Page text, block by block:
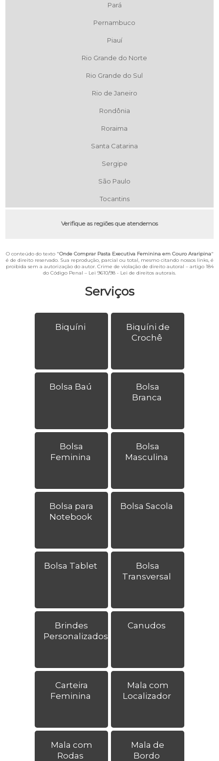
Serviços
Biquíni
Biquíni de
Crochê
Bolsa Baú
Bolsa
Branca
Bolsa
Feminina
Bolsa
Masculina
Bolsa para
Notebook
Bolsa Sacola
Bolsa Tablet
Bolsa
Transversal
Brindes
Personalizados
Canudos
Carteira
Feminina
Mala com
Localizador
Mala com
Rodas
Mala de
Bordo
Pará
Pernambuco
Piauí
Rio Grande do Norte
Rio Grande do Sul
Rio de Janeiro
Rondônia
Roraima
Santa Catarina
Sergipe
São Paulo
Tocantins
Verifique as regiões que atendemos
O conteúdo do texto "Onde Comprar Pasta Executiva Feminina em Couro Araripina"
é de direito reservado. Sua reprodução, parcial ou total, mesmo citando nossos links, é
proibida sem a autorização do autor. Crime de violação de direito autoral – artigo 184
do Código Penal – Lei 9610/98 - Lei de direitos autorais.